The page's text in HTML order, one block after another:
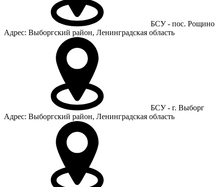
БСУ - пос. Рощино
Адрес: Выборгский район, Ленинградская область
БСУ - г. Выборг
Адрес: Выборгский район, Ленинградская область